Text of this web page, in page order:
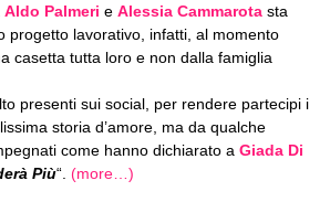
Aldo Palmeri e Alessia Cammarota sta
progetto lavorativo, infatti, al momento
casetta tutta loro e non dalla famiglia
presenti sui social, per rendere partecipi i
storia d’amore, ma da qualche
come hanno dichiarato a Giada Di
Più“. (more…)